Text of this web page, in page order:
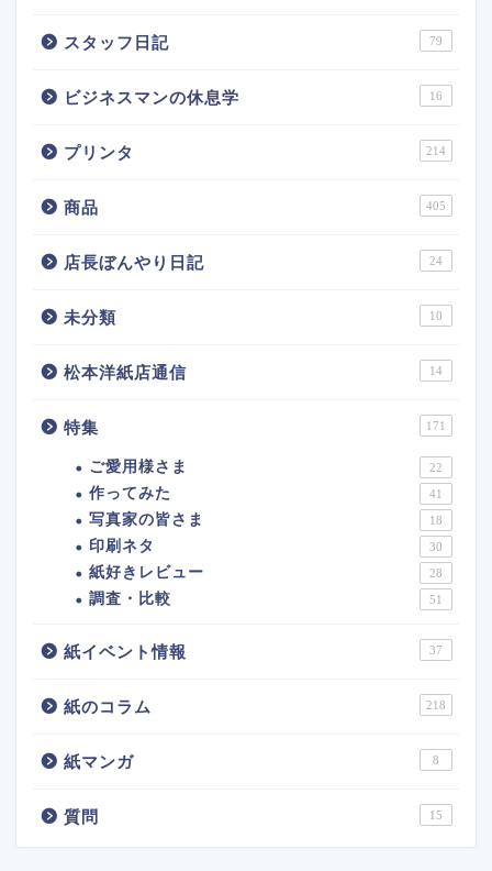
スタッフ日記 79
ビジネスマンの休息学 16
プリンタ 214
商品 405
店長ぼんやり日記 24
未分類 10
松本洋紙店通信 14
特集 171
ご愛用様さま 22
作ってみた 41
写真家の皆さま 18
印刷ネタ 30
紙好きレビュー 28
調査・比較 51
紙イベント情報 37
紙のコラム 218
紙マンガ 8
質問 15